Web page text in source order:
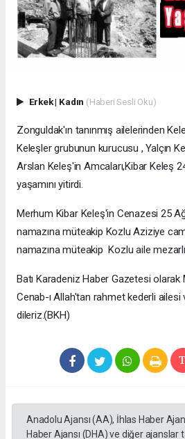
Erkek| Kadın (Haberi Sesli Oku)
Zonguldak'ın tanınmış ailelerinden
Keleşler grubunun kurucusu , Yalçın
Arslan Keleş'in Amcaları,Kibar Keleş
yaşamını yitirdi.
Merhum Kibar Keleş'in Cenazesi 25
namazına müteakip Kozlu Aziziye
namazına müteakip Kozlu aile
Batı Karadeniz Haber Gazetesi
Cenab-ı Allah'tan rahmet kederli ailesi
dileriz.(BKH)
Anadolu Ajansı (AA), İhlas Haber
Haber Ajansı (DHA) ve diğer